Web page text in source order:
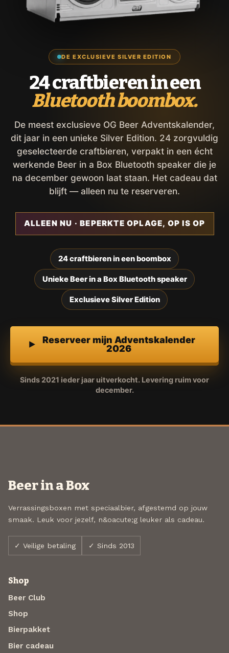
DE EXCLUSIEVE SILVER EDITION
24 craftbieren in een
Bluetooth boombox.
De meest exclusieve OG Beer Adventskalender,
dit jaar in een unieke Silver Edition. 24 zorgvuldig
geselecteerde craftbieren, verpakt in een écht
werkende Beer in a Box Bluetooth speaker die je
na december gewoon laat staan. Het cadeau dat
blijft — alleen nu te reserveren.
ALLEEN NU · BEPERKTE OPLAGE, OP IS OP
24 craftbieren in een boombox
Unieke Beer in a Box Bluetooth speaker
Exclusieve Silver Edition
Reserveer mijn Adventskalender
2026
Sinds 2021 ieder jaar uitverkocht. Levering ruim voor
december.
Beer in a Box
Verrassingsboxen met speciaalbier, afgestemd op jouw
smaak. Leuk voor jezelf, n&oacute;g leuker als cadeau.
✓ Veilige betaling ✓ Sinds 2013
Shop
Beer Club
Shop
Bierpakket
Bier cadeau